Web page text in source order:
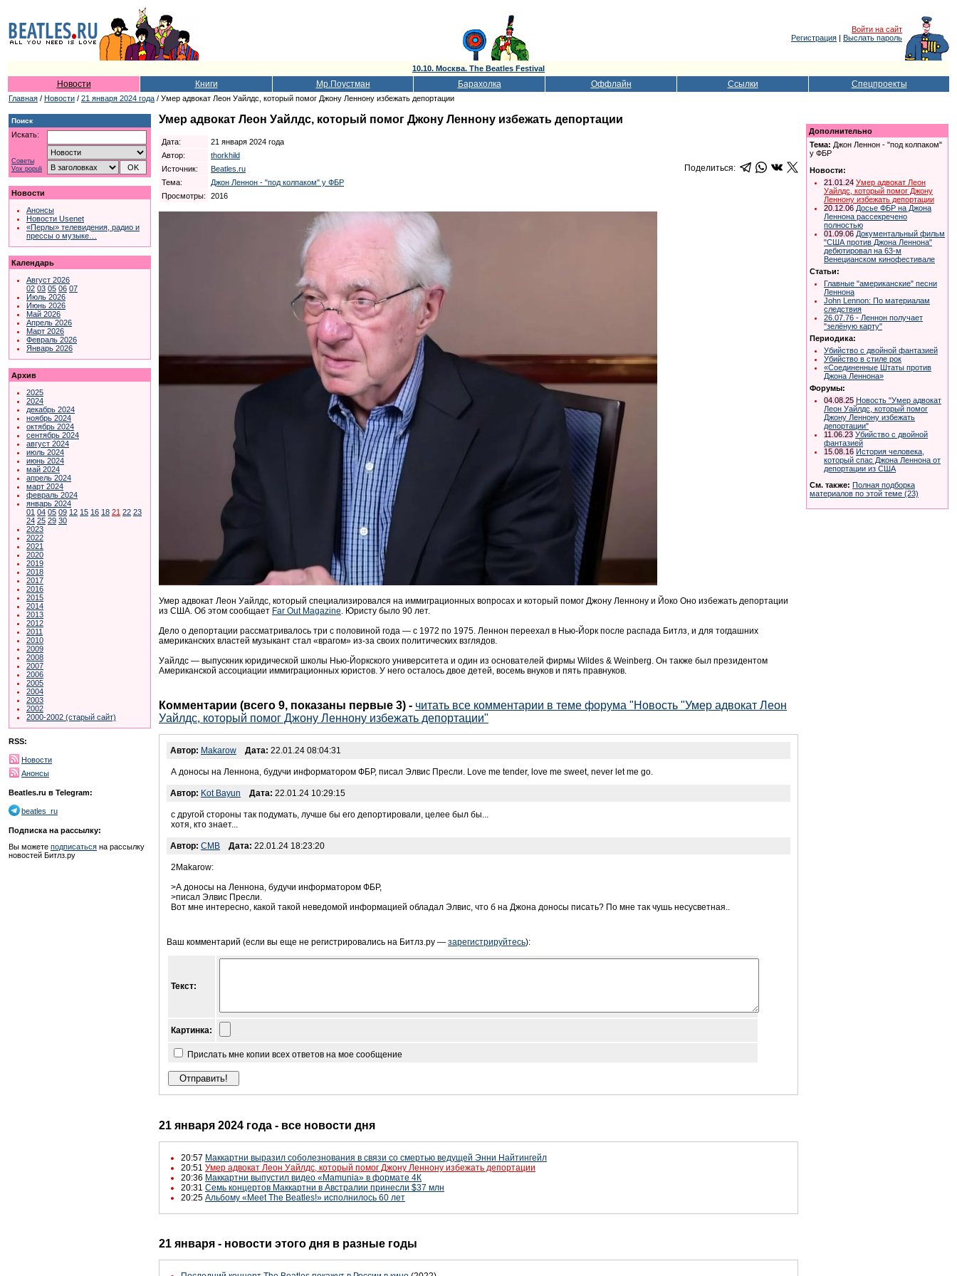
Войти на сайт
Регистрация | Выслать пароль
10.10. Москва. The Beatles Festival
Новости Книги Мр.Поустман Барахолка Оффлайн Ссылки Спецпроекты
Главная / Новости / 21 января 2024 года / Умер адвокат Леон Уайлдс, который помог Джону Леннону избежать депортации
Поиск
Искать:
Советы
Vox populi
Новости
Анонсы
Новости Usenet
«Перлы» телевидения, радио и
прессы о музыке…
Календарь
Август 2026
02 03 05 06 07
Июль 2026
Июнь 2026
Май 2026
Апрель 2026
Март 2026
Февраль 2026
Январь 2026
Архив
2025
2024
декабрь 2024
ноябрь 2024
октябрь 2024
сентябрь 2024
август 2024
июль 2024
июнь 2024
май 2024
апрель 2024
март 2024
февраль 2024
январь 2024
01 04 05 09 12 15 16 18 21 22 23
24 25 29 30
2023
2022
2021
2020
2019
2018
2017
2016
2015
2014
2013
2012
2011
2010
2009
2008
2007
2006
2005
2004
2003
2002
2000-2002 (старый сайт)
RSS:
Новости
Анонсы
Beatles.ru в Telegram:
beatles_ru
Подписка на рассылку:
Вы можете подписаться на рассылку
новостей Битлз.ру
Умер адвокат Леон Уайлдс, который помог Джону Леннону избежать депортации
Дата:
21 января 2024 года
Автор:
thorkhild
Источник:
Beatles.ru
Тема:
Джон Леннон - "под колпаком" у ФБР
Просмотры:
2016
Поделиться:
Умер адвокат Леон Уайлдс, который специализировался на иммиграционных вопросах и который помог Джону Леннону и Йоко Оно избежать депортации
из США. Об этом сообщает Far Out Magazine . Юристу было 90 лет.
Дело о депортации рассматривалось три с половиной года — с 1972 по 1975. Леннон переехал в Нью-Йорк после распада Битлз, и для тогдашних
американских властей музыкант стал «врагом» из-за своих политических взглядов.
Уайлдс — выпускник юридической школы Нью-Йоркского университета и один из основателей фирмы Wildes & Weinberg. Он также был президентом
Американской ассоциации иммиграционных юристов. У него осталось двое детей, восемь внуков и пять правнуков.
Комментарии (всего 9, показаны первые 3) - читать все комментарии в теме форума "Новость "Умер адвокат Леон
Уайлдс, который помог Джону Леннону избежать депортации"
Автор: Makarow Дата: 22.01.24 08:04:31
А доносы на Леннона, будучи информатором ФБР, писал Элвис Пресли. Love me tender, love me sweet, never let me go.
Автор: Kot Bayun Дата: 22.01.24 10:29:15
с другой стороны так подумать, лучше бы его депортировали, целее был бы...
хотя, кто знает...
Автор: CMB Дата: 22.01.24 18:23:20
2Makarow:
>А доносы на Леннона, будучи информатором ФБР,
>писал Элвис Пресли.
Вот мне интересно, какой такой неведомой информацией обладал Элвис, что б на Джона доносы писать? По мне так чушь несусветная..
Ваш комментарий (если вы еще не регистрировались на Битлз.ру — зарегистрируйтесь):
Текст:
Картинка:
Прислать мне копии всех ответов на мое сообщение
21 января 2024 года - все новости дня
20:57 Маккартни выразил соболезнования в связи со смертью ведущей Энни Найтингейл
20:51 Умер адвокат Леон Уайлдс, который помог Джону Леннону избежать депортации
20:36 Маккартни выпустил видео «Mamunia» в формате 4К
20:31 Семь концертов Маккартни в Австралии принесли $37 млн
20:25 Альбому «Meet The Beatles!» исполнилось 60 лет
21 января - новости этого дня в разные годы
Дополнительно
Тема: Джон Леннон - "под колпаком"
у ФБР
Новости:
21.01.24 Умер адвокат Леон
Уайлдс, который помог Джону
Леннону избежать депортации
20.12.06 Досье ФБР на Джона
Леннона рассекречено
полностью
01.09.06 Документальный фильм
"США против Джона Леннона"
дебютировал на 63-м
Венецианском кинофестивале
Статьи:
Главные "американские" песни
Леннона
John Lennon: По материалам
следствия
26.07.76 - Леннон получает
"зелёную карту"
Периодика:
Убийство с двойной фантазией
Убийство в стиле рок
«Соединенные Штаты против
Джона Леннона»
Форумы:
04.08.25 Новость "Умер адвокат
Леон Уайлдс, который помог
Джону Леннону избежать
депортации"
11.06.23 Убийство с двойной
фантазией
15.08.16 История человека,
который спас Джона Леннона от
депортации из США
См. также: Полная подборка
материалов по этой теме (23)